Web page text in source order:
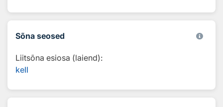
Sõna seosed
Liitsõna esiosa (laiend):
kell